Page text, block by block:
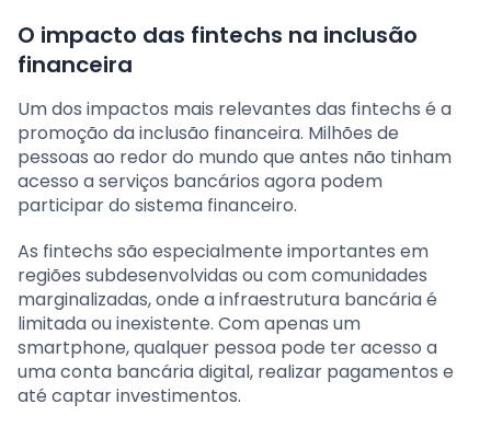
O impacto das fintechs na inclusão
financeira
Um dos impactos mais relevantes das fintechs é a
promoção da inclusão financeira. Milhões de
pessoas ao redor do mundo que antes não tinham
acesso a serviços bancários agora podem
participar do sistema financeiro.
As fintechs são especialmente importantes em
regiões subdesenvolvidas ou com comunidades
marginalizadas, onde a infraestrutura bancária é
limitada ou inexistente. Com apenas um
smartphone, qualquer pessoa pode ter acesso a
uma conta bancária digital, realizar pagamentos e
até captar investimentos.